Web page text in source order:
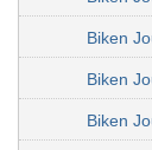
Biken
Biken
Biken